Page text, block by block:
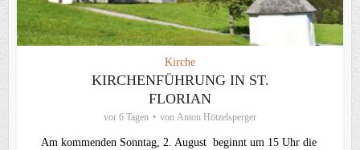
Kirche
KIRCHENFÜHRUNG IN ST.
FLORIAN
vor 6 Tagen von Anton Hötzelsperger
Am kommenden Sonntag, 2. August beginnt um 15 Uhr die